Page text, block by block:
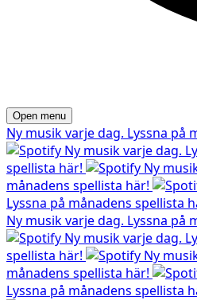
Open menu
Ny musik varje dag. Lyssna på
Ny musik varje dag.
spellista här!
Ny
månadens spellista här!
Lyssna på månadens spellista
Ny musik varje dag. Lyssna på
Ny musik varje dag.
spellista här!
Ny
månadens spellista här!
Lyssna på månadens spellista